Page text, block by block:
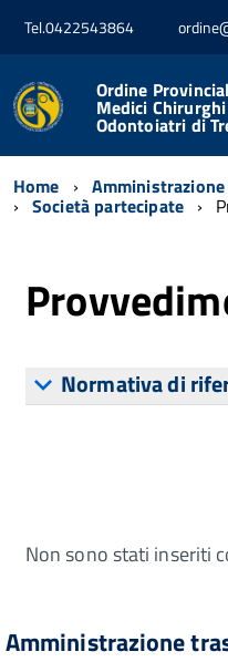
Tel.0422543864
Ordine
Medici
Odontoiatri di
Home
Società partecipate
Normativa di
Non sono stati inseriti
Amministrazione